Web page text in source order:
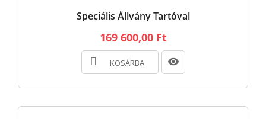
Speciális Állvány Tartóval
169 600,00 Ft
KOSÁRBA